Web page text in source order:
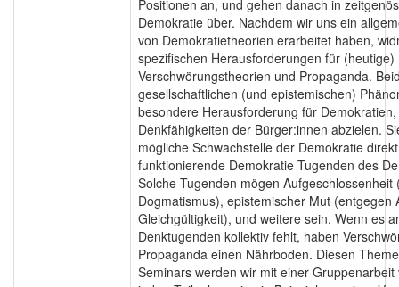
Positionen an, und gehen danach in
Demokratie über. Nachdem wir uns ein
von Demokratietheorien erarbeitet haben,
spezifischen Herausforderungen für (heutige)
Verschwörungstheorien und Propaganda.
gesellschaftlichen (und epistemischen)
besondere Herausforderung für
Denkfähigkeiten der Bürger:innen abzielen.
mögliche Schwachstelle der Demokratie
funktionierende Demokratie Tugenden des
Solche Tugenden mögen Aufgeschlossenheit
Dogmatismus), epistemischer Mut (entgegen
Gleichgültigkeit), und weitere sein. Wenn es
Denktugenden kollektiv fehlt, haben
Propaganda einen Nährboden. Diesen
Seminars werden wir mit einer